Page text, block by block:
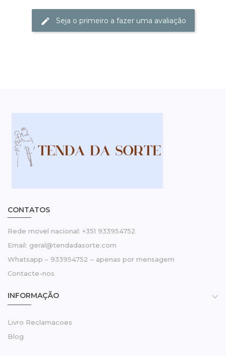
Seja o primeiro a fazer uma avaliação
CONTATOS
Rede movel nacional: +351 933954752
Email: geral@tendadasorte.com
Whatsapp – 933954752 – apenas por mensagem
Contacte-nos
INFORMAÇÃO 
Livro Reclamacoes
Blog